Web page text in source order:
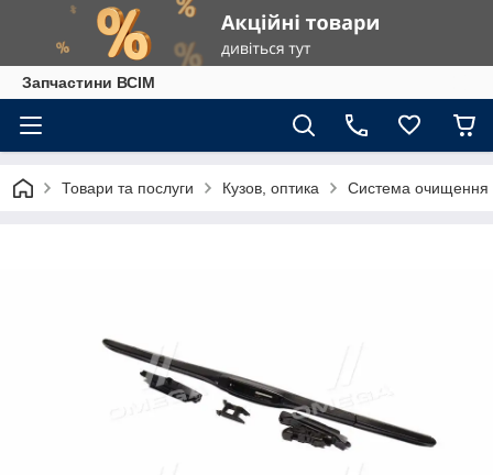
Запчастини ВСІМ
Товари та послуги Кузов, оптика Система очищення